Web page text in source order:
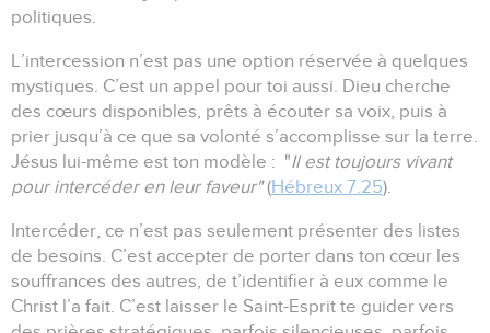
politiques.
L’intercession n’est pas une option réservée à quelques
mystiques. C’est un appel pour toi aussi. Dieu cherche
des cœurs disponibles, prêts à écouter sa voix, puis à
prier jusqu’à ce que sa volonté s’accomplisse sur la terre.
Jésus lui-même est ton modèle : "Il est toujours vivant
pour intercéder en leur faveur"(Hébreux 7.25).
Intercéder, ce n’est pas seulement présenter des listes
de besoins. C’est accepter de porter dans ton cœur les
souffrances des autres, de t’identifier à eux comme le
Christ l’a fait. C’est laisser le Saint-Esprit te guider vers